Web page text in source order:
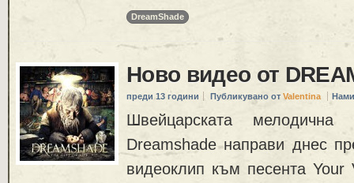
DreamShade
Ново видео от
преди 13 години Публикувано от Valentina
Швейцарската
Dreamshade направи днес
видеоклип към песента Your